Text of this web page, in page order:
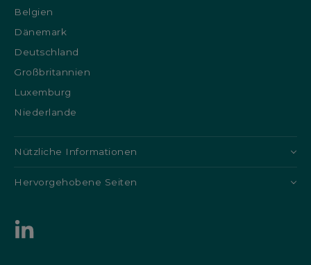
Belgien
Dänemark
Deutschland
Großbritannien
Luxemburg
Niederlande
Nützliche Informationen
Hervorgehobene Seiten